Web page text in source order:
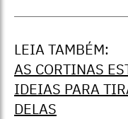
LEIA TAMBÉM:
AS CORTINAS
IDEIAS PARA
DELAS